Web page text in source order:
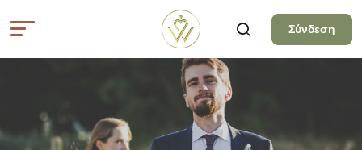
Σύνδεση